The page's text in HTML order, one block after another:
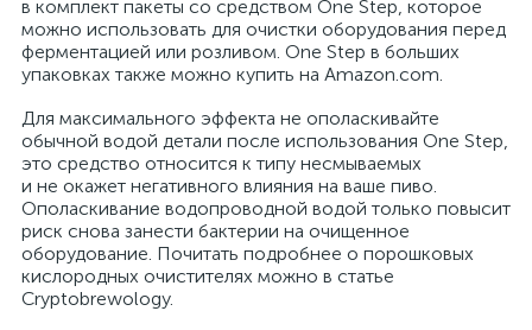
в комплект пакеты со средством One Step, которое
можно использовать для очистки оборудования перед
ферментацией или розливом. One Step в больших
упаковках также можно купить на Amazon.com.
Для максимального эффекта не ополаскивайте
обычной водой детали после использования One Step,
это средство относится к типу несмываемых
и не окажет негативного влияния на ваше пиво.
Ополаскивание водопроводной водой только повысит
риск снова занести бактерии на очищенное
оборудование. Почитать подробнее о порошковых
кислородных очистителях можно в статье
Cryptobrewology.